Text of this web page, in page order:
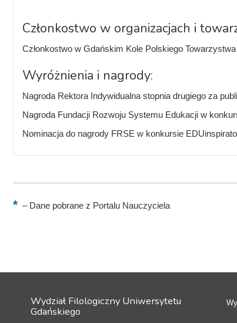
Członkostwo w organizacjach i
Członkostwo w Gdańskim Kole Polskiego
Wyróżnienia i nagrody:
Nagroda Rektora Indywidualna stopnia drugiego za
Nagroda Fundacji Rozwoju Systemu Edukacji w
Nominacja do nagrody FRSE w konkursie
–Dane pobrane z Portalu Nauczyciela
Wydział Filologiczny Uniwersytetu
Gdańskiego